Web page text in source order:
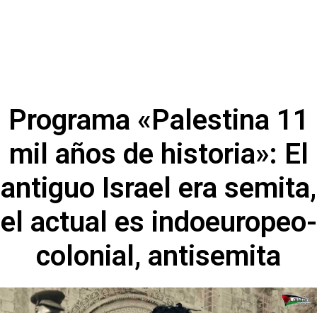
Programa «Palestina 11
mil años de historia»: El
antiguo Israel era semita,
el actual es indoeuropeo-
colonial, antisemita